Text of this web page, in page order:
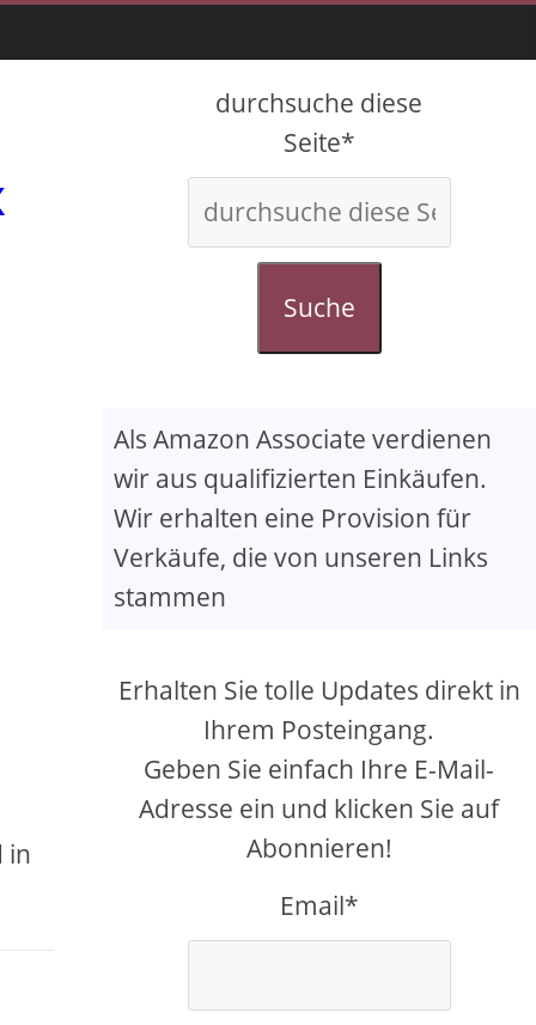
in
durchsuche diese
Seite*
Suche
Als Amazon Associate verdienen
wir aus qualifizierten Einkäufen.
Wir erhalten eine Provision für
Verkäufe, die von unseren Links
stammen
Erhalten Sie tolle Updates direkt in
Ihrem Posteingang.
Geben Sie einfach Ihre E-Mail-
Adresse ein und klicken Sie auf
Abonnieren!
Email*